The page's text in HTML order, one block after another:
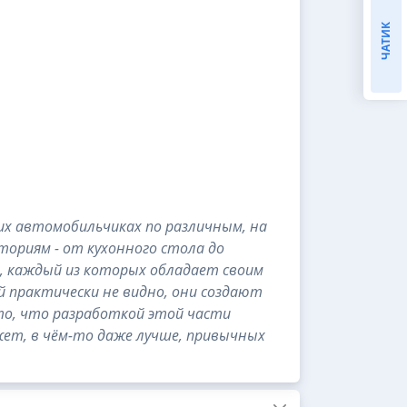
автомобильчиках по различным, на
- от кухонного стола до
каждый из которых обладает своим
практически не видно, они создают
что разработкой этой части
в чём-то даже лучше, привычных
ЧАТИК